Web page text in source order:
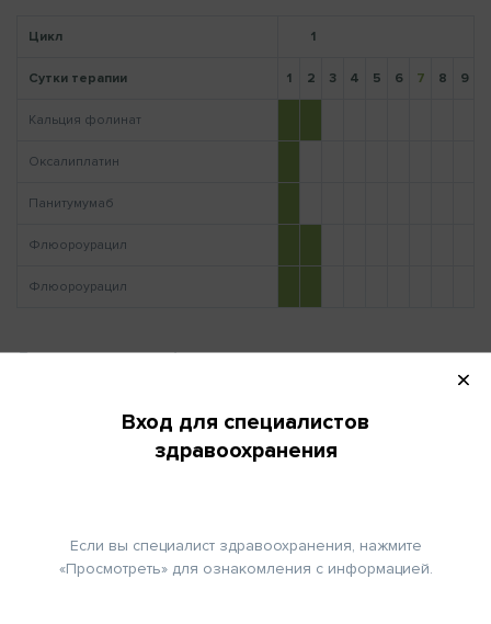
Цикл 1
Сутки терапии 1 2 3 4 5 6 7 8 9
Кальция фолинат
Оксалиплатин
Панитумумаб
Флюороурацил
Флюороурацил
Дополнительная информация
КОЛИЧЕСТВО ЦИКЛОВ:
Вход для специалистов
здравоохранения
Если вы специалист здравоохранения, нажмите
«Просмотреть» для ознакомления с информацией.